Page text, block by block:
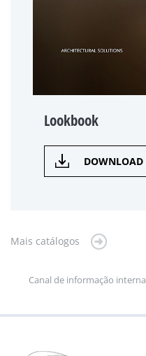
Lookbook
DOWNLOAD
Mais catálogos
Canal de informação interna